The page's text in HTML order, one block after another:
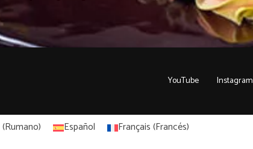
YouTube Instagram
(Rumano) Español Français(Francés)